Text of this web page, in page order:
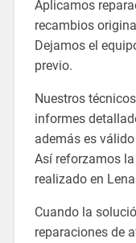
Aplicamos
recambios
Dejamos el
previo.
Nuestros
informes
además es
Así reforzamos
realizado en
Cuando la
reparaciones de